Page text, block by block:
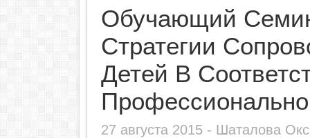
Обучающий
Стратегии
Детей В
27 августа 2015 - Шаталова